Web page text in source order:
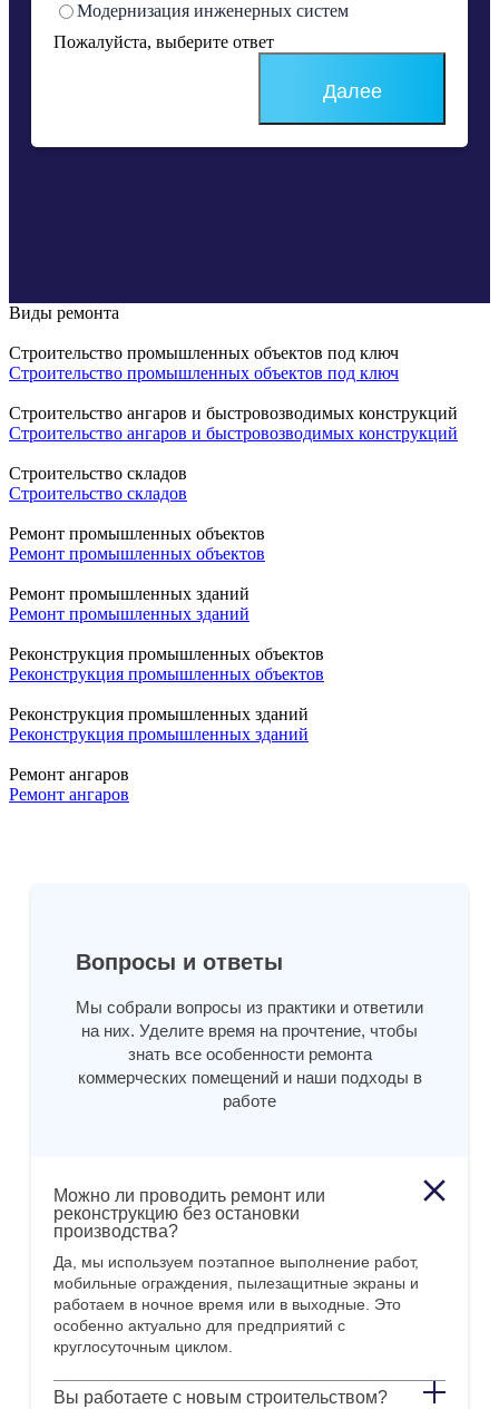
Модернизация инженерных систем
Пожалуйста, выберите ответ
Далее
Виды ремонта
Строительство промышленных объектов под ключ
Строительство промышленных объектов под ключ
Строительство ангаров и быстровозводимых конструкций
Строительство ангаров и быстровозводимых конструкций
Строительство складов
Строительство складов
Ремонт промышленных объектов
Ремонт промышленных объектов
Ремонт промышленных зданий
Ремонт промышленных зданий
Реконструкция промышленных объектов
Реконструкция промышленных объектов
Реконструкция промышленных зданий
Реконструкция промышленных зданий
Ремонт ангаров
Ремонт ангаров
Вопросы и ответы
Мы собрали вопросы из практики и ответили
на них. Уделите время на прочтение, чтобы
знать все особенности ремонта
коммерческих помещений и наши подходы в
работе
Можно ли проводить ремонт или
реконструкцию без остановки
производства?
Да, мы используем поэтапное выполнение работ,
мобильные ограждения, пылезащитные экраны и
работаем в ночное время или в выходные. Это
особенно актуально для предприятий с
круглосуточным циклом.
Вы работаете с новым строительством?